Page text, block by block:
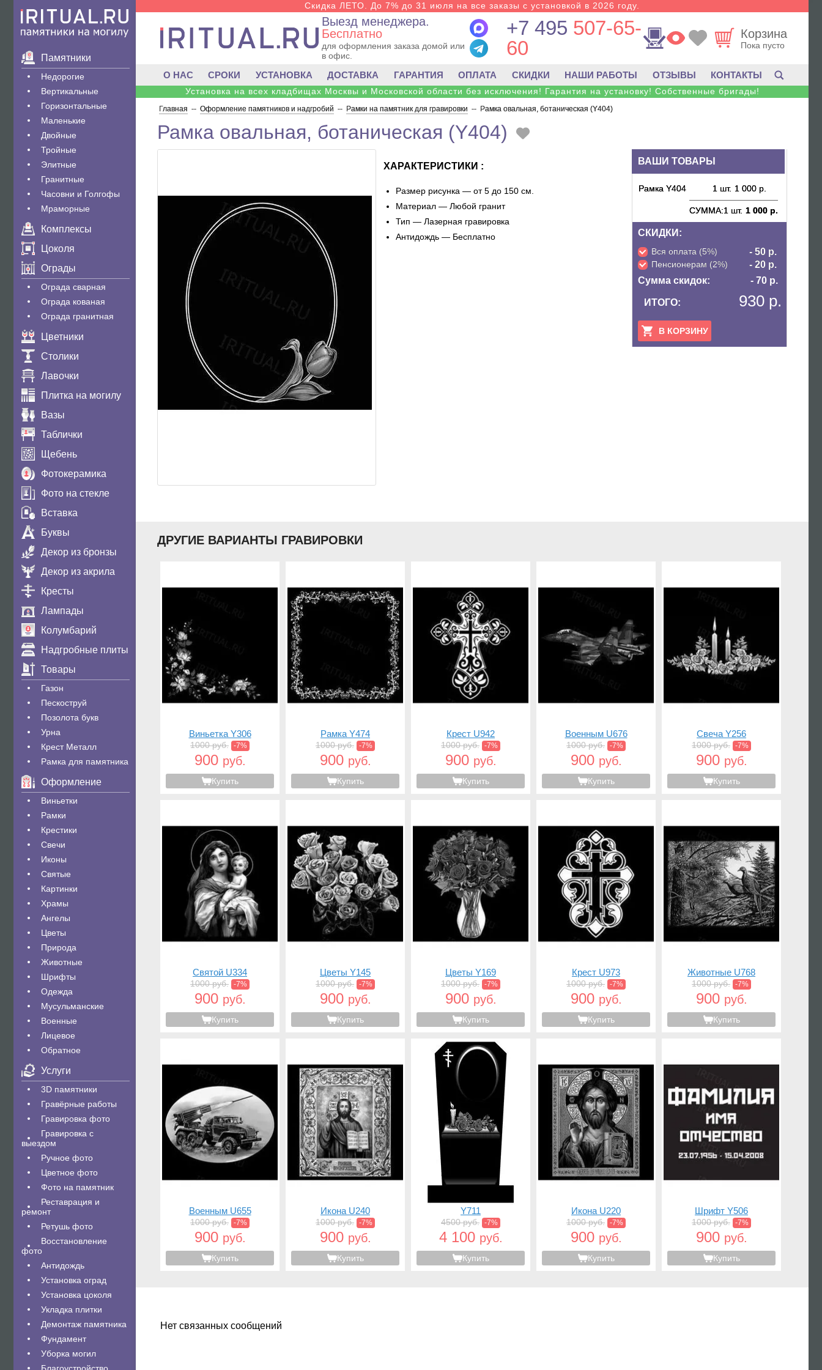
Памятники
Недорогие
Вертикальные
Горизонтальные
Маленькие
Двойные
Тройные
Элитные
Гранитные
Часовни и Голгофы
Мраморные
Комплексы
Цоколя
Ограды
Ограда сварная
Ограда кованая
Ограда гранитная
Цветники
Столики
Лавочки
Плитка на могилу
Вазы
Таблички
Щебень
Фотокерамика
Фото на стекле
Вставка
Буквы
Декор из бронзы
Декор из акрила
Кресты
Лампады
Колумбарий
Надгробные плиты
Товары
Газон
Пескоструй
Позолота букв
Урна
Крест Металл
Рамка для памятника
Оформление
Виньетки
Рамки
Крестики
Свечи
Иконы
Святые
Картинки
Храмы
Ангелы
Цветы
Природа
Животные
Шрифты
Одежда
Мусульманские
Военные
Лицевое
Обратное
Услуги
3D памятники
Гравëрные работы
Гравировка фото
Гравировка с
выездом
Ручное фото
Цветное фото
Фото на памятник
Реставрация и
ремонт
Ретушь фото
Восстановление
фото
Антидождь
Установка оград
Установка цоколя
Укладка плитки
Демонтаж памятника
Фундамент
Уборка могил
Скидка ЛЕТО. До 7% до 31 июля на все заказы с установкой в 2026 году.
Выезд менеджера.
Бесплатно
для оформления заказа домой или
в офис.
+7 495 507-65-
60
Корзина
Пока пусто
О НАС СРОКИ УСТАНОВКА ДОСТАВКА ГАРАНТИЯ ОПЛАТА СКИДКИ НАШИ РАБОТЫ ОТЗЫВЫ КОНТАКТЫ
Установка на всех кладбищах Москвы и Московской области без исключения! Гарантия на установку! Собственные бригады!
Главная -- Оформление памятников и надгробий -- Рамки на памятник для гравировки -- Рамка овальная, ботаническая (Y404)
Рамка овальная, ботаническая (Y404)
ВАШИ ТОВАРЫ
Рамка Y404 1 шт. 1 000 р.
СУММА:1 шт. 1 000 р.
СКИДКИ:
Вся оплата (5%) - 50 р.
Пенсионерам (2%)
- 20 р.
Сумма скидок:
- 70 р.
ИТОГО: 930 р.
В КОРЗИНУ
ХАРАКТЕРИСТИКИ :
Размер рисунка — от 5 до 150 см.
Материал — Любой гранит
Тип — Лазерная гравировка
Антидождь — Бесплатно
ДРУГИЕ ВАРИАНТЫ ГРАВИРОВКИ
Виньетка Y306
1000 руб. -7%
900 руб.
Купить
Рамка Y474
1000 руб. -7%
900 руб.
Купить
Крест U942
1000 руб. -7%
900 руб.
Купить
Военным U676
1000 руб. -7%
900 руб.
Купить
Свеча Y256
1000 руб. -7%
900 руб.
Купить
Святой U334
1000 руб. -7%
900 руб.
Купить
Цветы Y145
1000 руб. -7%
900 руб.
Купить
Цветы Y169
1000 руб. -7%
900 руб.
Купить
Крест U973
1000 руб. -7%
900 руб.
Купить
Животные U768
1000 руб. -7%
900 руб.
Купить
Военным U655
1000 руб. -7%
900 руб.
Купить
Икона U240
1000 руб. -7%
900 руб.
Купить
Y711
4500 руб. -7%
4 100 руб.
Купить
Икона U220
1000 руб. -7%
900 руб.
Купить
Шрифт Y506
1000 руб. -7%
900 руб.
Купить
Нет связанных сообщений